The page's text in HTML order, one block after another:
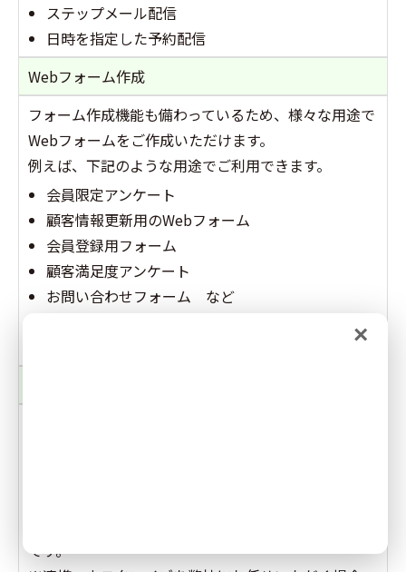
ステップメール配信
日時を指定した予約配信
Webフォーム作成
フォーム作成機能も備わっているため、様々な用途で
Webフォームをご作成いただけます。
例えば、下記のような用途でご利用できます。
会員限定アンケート
顧客情報更新用のWebフォーム
会員登録用フォーム
顧客満足度アンケート
お問い合わせフォーム など
です。
×